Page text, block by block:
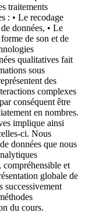
traitements
: • Le recodage
données, • Le
de son et de
qualitatives fait
sous
des
complexes
conséquent être
en nombres.
implique ainsi
ci. Nous
données que nous
compréhensible et
globale de
successivement
du cours.